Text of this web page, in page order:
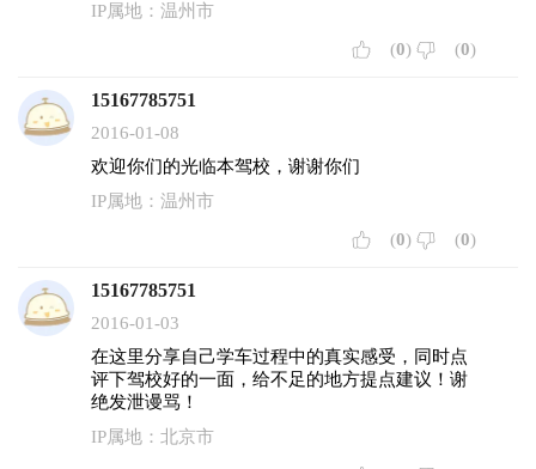
IP属地：温州市
(0) (0)
15167785751
2016-01-08
欢迎你们的光临本驾校，谢谢你们
IP属地：温州市
(0) (0)
15167785751
2016-01-03
在这里分享自己学车过程中的真实感受，同时点
评下驾校好的一面，给不足的地方提点建议！谢
绝发泄谩骂！
IP属地：北京市